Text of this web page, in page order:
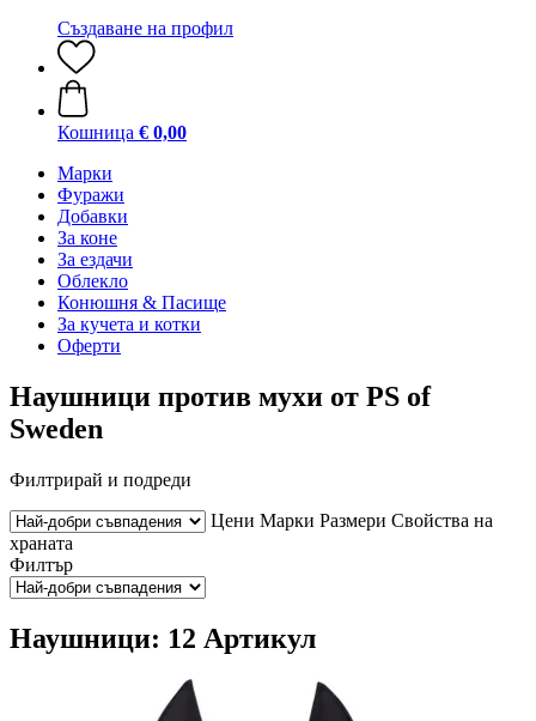
Създаване на профил
Кошница € 0,00
Марки
Фуражи
Добавки
За коне
За ездачи
Облекло
Конюшня & Пасище
За кучета и котки
Оферти
Наушници против мухи от PS of
Sweden
Филтрирай и подреди
Цени Марки Размери Свойства на
храната
Филтър
Наушници: 12 Артикул